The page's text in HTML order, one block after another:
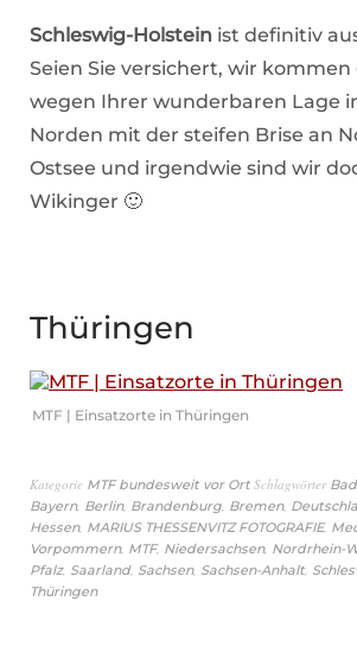
Schleswig-Holstein ist definitiv
Seien Sie versichert, wir kommen
wegen Ihrer wunderbaren Lage
Norden mit der steifen Brise an
Ostsee und irgendwie sind wir
Wikinger 🙂
Thüringen
MTF | Einsatzorte in Thüringen
Kategorie MTF bundesweit vor Ort Schlagwörter
Bayern, Berlin, Brandenburg, Bremen,
Hessen, MARIUS THESSENVITZ FOTOGRAFIE,
Vorpommern, MTF, Niedersachsen, Nordrhein-
Pfalz, Saarland, Sachsen, Sachsen-Anhalt,
Thüringen